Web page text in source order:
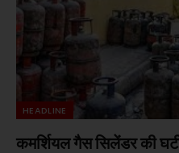
HEADLINE
कमर्शियल गैस सिलेंडर की